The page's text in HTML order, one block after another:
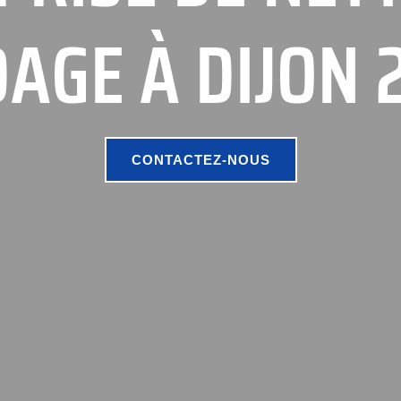
À DIJON
CONTACTEZ-NOUS